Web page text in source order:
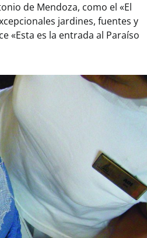
de Mendoza, como el «El
jardines, fuentes y
«Esta es la entrada al Paraíso